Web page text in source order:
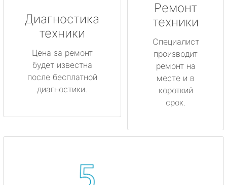
Диагностика
техники
Цена за ремонт
будет известна
после бесплатной
диагностики.
Ремонт
техники
Специалист
производит
ремонт на
месте и в
короткий
срок.